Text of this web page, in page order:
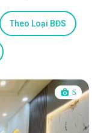
Theo Loại BĐS
5